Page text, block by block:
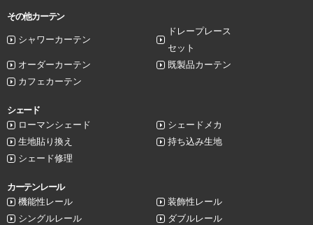
その他カーテン
シャワーカーテン
ドレープレース
セット
オーダーカーテン
既製品カーテン
カフェカーテン
シェード
ローマンシェード
シェードメカ
生地貼り換え
持ち込み生地
シェード修理
カーテンレール
機能性レール
装飾性レール
シングルレール
ダブルレール